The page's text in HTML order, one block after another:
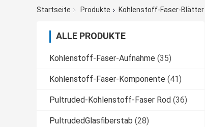
Startseite Produkte Kohlenstoff-Faser-Blätter
ALLE PRODUKTE
Kohlenstoff-Faser-Aufnahme (35)
Kohlenstoff-Faser-Komponente (41)
Pultruded-Kohlenstoff-Faser Rod (36)
PultrudedGlasfiberstab (28)